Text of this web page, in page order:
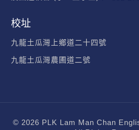
校址
九龍土瓜灣上鄉道二十四號
九龍土瓜灣農圃道二號
© 2026 PLK Lam Man Chan